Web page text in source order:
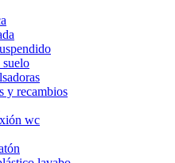
y recambios
wc